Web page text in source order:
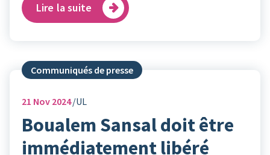
Lire la suite
Communiqués de presse
21 Nov 2024 UL
Boualem Sansal doit être
immédiatement libéré